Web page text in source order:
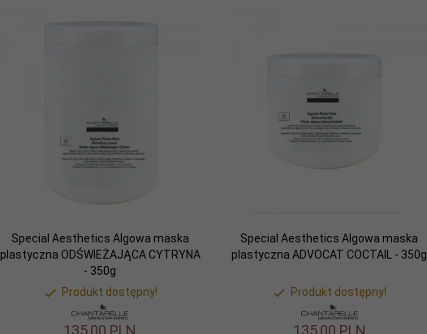
Special Aesthetics Algowa maska
plastyczna ODŚWIEŻAJĄCA CYTRYNA
- 350g
Produkt dostępny!
135,00 PLN
Special Aesthetics Algowa maska
plastyczna ADVOCAT COCTAIL - 350g
Produkt dostępny!
135,00 PLN